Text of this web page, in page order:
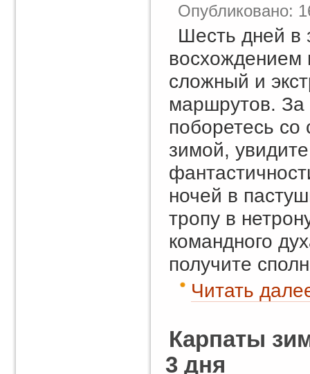
Опубликовано:
Шесть дней в
восхождением
сложный и
маршрутов.
поборетесь со
зимой,
ночей в
тропу в
командного
получите
Читать
Карпаты
3 дня